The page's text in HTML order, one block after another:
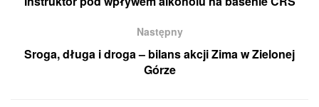
Następny
Sroga, długa i droga – bilans akcji Zima w Zielonej
Górze